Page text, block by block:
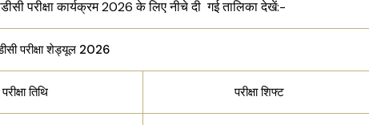
परीक्षा कार्यक्रम 2026 के लिए नीचे दी गई तालिका देखें:-
परीक्षा शेड्यूल 2026
परीक्षा तिथि परीक्षा शिफ्ट